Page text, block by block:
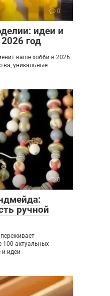
0
идеи и
год
ваше хобби в 2026
уникальные
0
ручной
100 актуальных
и идеи